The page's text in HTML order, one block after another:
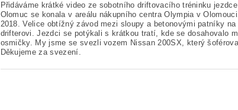
Přidáváme krátké video ze sobotního driftovacího tréninku
Olomuc se konala v areálu nákupního centra Olympia v
2018. Velice obtížný závod mezi sloupy a betonovými patníky
drifterovi. Jezdci se potýkali s krátkou tratí, kde se dosahovalo
osmičky. My jsme se svezli vozem Nissan 200SX, který
Děkujeme za svezení.